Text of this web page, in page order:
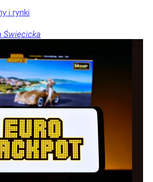
i rynki
Święcicka